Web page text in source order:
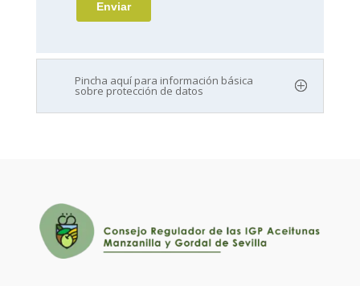
Pincha aquí para información básica
sobre protección de datos